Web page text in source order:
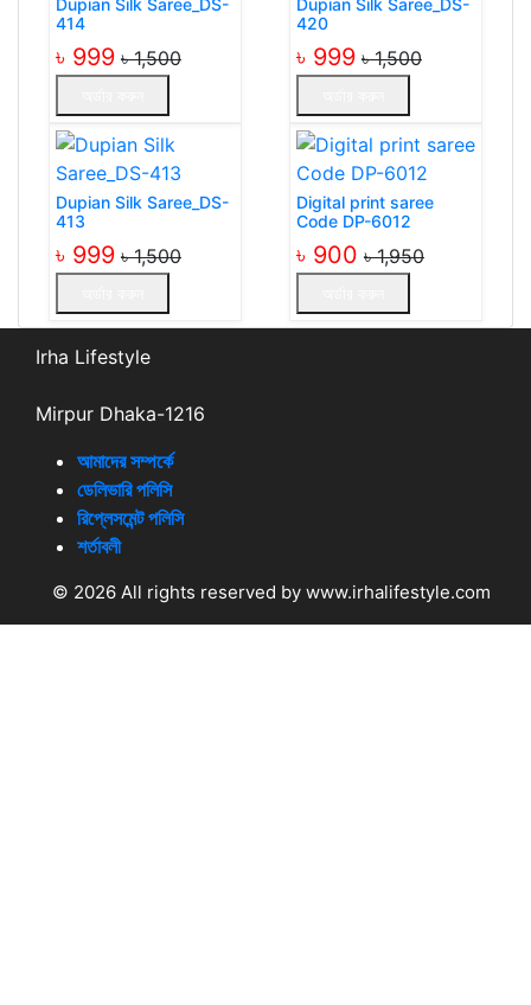
Dupian Silk Saree_DS-
414
৳ 999 ৳ 1,500
Dupian Silk Saree_DS-
420
৳ 999 ৳ 1,500
Dupian Silk Saree_DS-
413
৳ 999 ৳ 1,500
Digital print saree
Code DP-6012
৳ 900 ৳ 1,950
Irha Lifestyle
Mirpur Dhaka-1216
আমাদের সম্পর্কে
ডেলিভারি পলিসি
রিপ্লেসমেন্ট পলিসি
শর্তাবলী
© 2026 All rights reserved by www.irhalifestyle.com